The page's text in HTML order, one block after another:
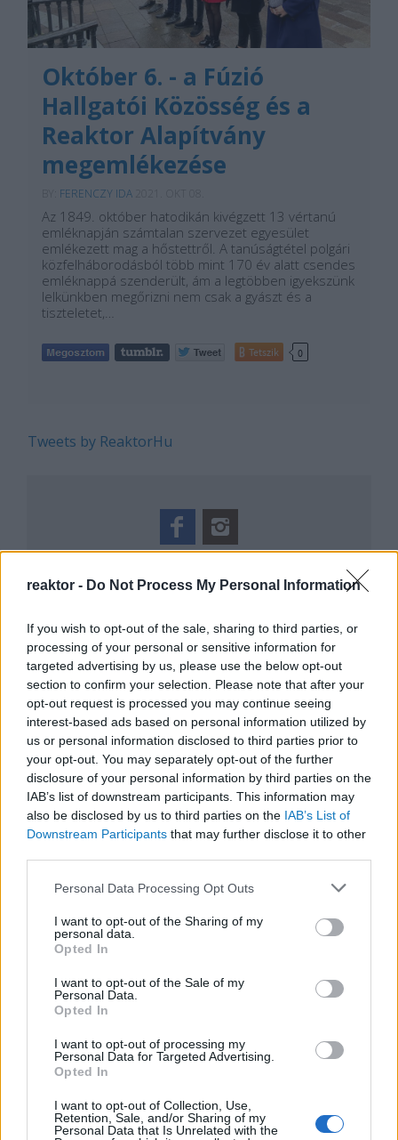
reaktor - Do Not Process My Personal Information
If you wish to opt-out of the sale, sharing to third parties, or
processing of your personal or sensitive information for
targeted advertising by us, please use the below opt-out
section to confirm your selection. Please note that after your
opt-out request is processed you may continue seeing
interest-based ads based on personal information utilized by
us or personal information disclosed to third parties prior to
your opt-out. You may separately opt-out of the further
disclosure of your personal information by third parties on the
IAB’s list of downstream participants. This information may
also be disclosed by us to third parties on the IAB’s List of
Downstream Participants that may further disclose it to other
Please note that this website/app uses one or more Google
not limited to your visit or usage behaviour. You may click to
grant or deny consent to Google and its third-party tags to
use your data for below specified purposes in below Google
consent section.
Personal Data Processing Opt Outs
I want to opt-out of the Sharing of my
personal data.
Opted In
I want to opt-out of the Sale of my
Personal Data.
Opted In
I want to opt-out of processing my
Personal Data for Targeted Advertising.
Opted In
I want to opt-out of Collection, Use,
Retention, Sale, and/or Sharing of my
Personal Data that Is Unrelated with the
Október 6. - a Fúzió
Hallgatói Közösség és a
Reaktor Alapítvány
megemlékezése
FERENCZY IDA
Az 1849. október hatodikán kivégzett 13 vértanú
emléknapján számtalan szervezet egyesület
emlékezett mag a hőstettről. A tanúságtétel polgári
közfelháborodásból több mint 170 év alatt csendes
emléknappá szenderült, ám a legtöbben igyekszünk
lelkünkben megőrizni nem csak a gyászt és a
tiszteletet,…
Tetszik 0
Tweets by ReaktorHu
Manaus: a dzsungel szívének városa
Magyarország rejtett gyöngyszemei
Az egygyermekes politika és Kína gazdasági
kihívásai
Mik alakítják a gondolkodásod? Avagy a
kognitív torzítások
A világ legveszélyesebb migrációs útvonalai: A
Közép-Mediterrán útvonal, A Darién-régió és
az Indiai-óceáni út
FACEBOOK
LEGFRISSEBB